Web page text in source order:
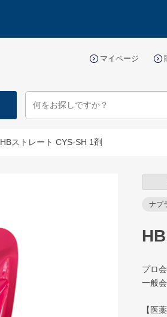
マイページ
HBストレート CYS-SH 1剤
ナプ
プロ会
一般会
【医